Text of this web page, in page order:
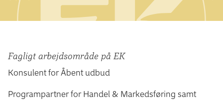
Fagligt arbejdsområde på EK
Konsulent for Åbent udbud
Programpartner for Handel & Markedsføring samt